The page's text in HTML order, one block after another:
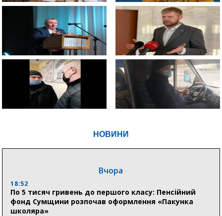
НОВИНИ
Вчора
18:52
По 5 тисяч гривень до першого класу: Пенсійний
фонд Сумщини розпочав оформлення «Пакунка
школяра»